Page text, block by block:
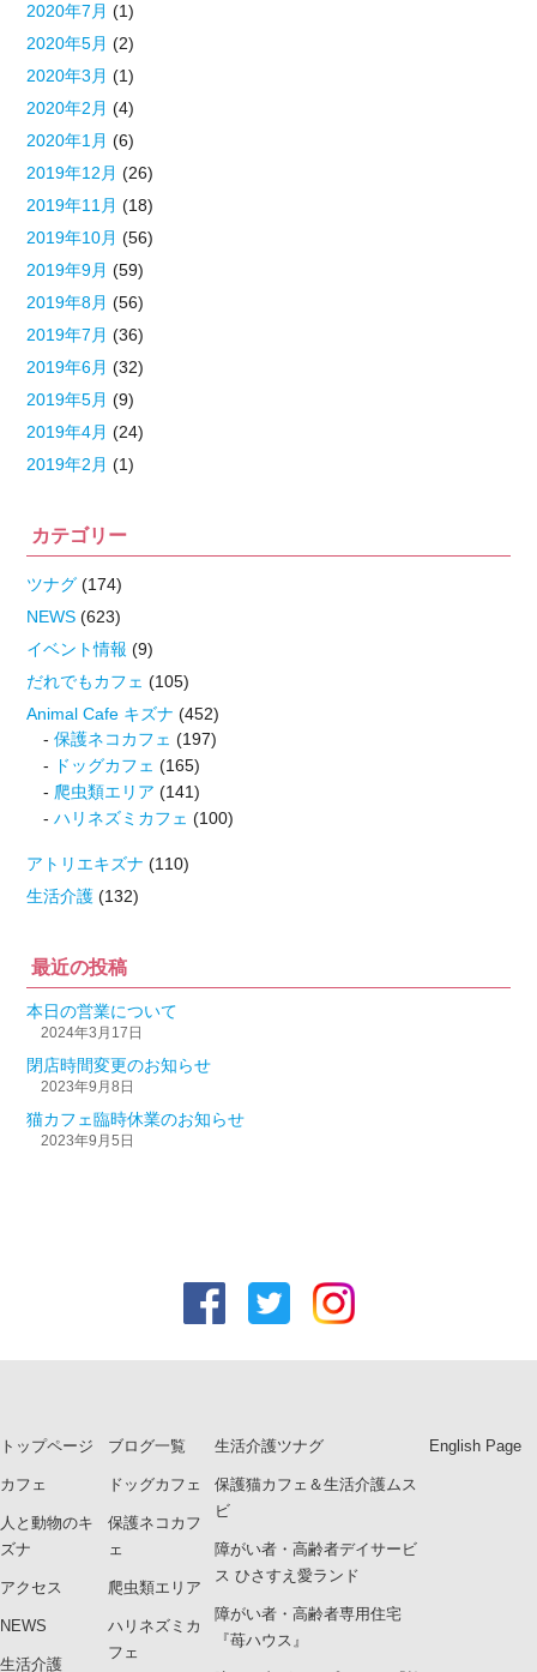
2020年7月 (1)
2020年5月 (2)
2020年3月 (1)
2020年2月 (4)
2020年1月 (6)
2019年12月 (26)
2019年11月 (18)
2019年10月 (56)
2019年9月 (59)
2019年8月 (56)
2019年7月 (36)
2019年6月 (32)
2019年5月 (9)
2019年4月 (24)
2019年2月 (1)
カテゴリー
ツナグ (174)
NEWS (623)
イベント情報 (9)
だれでもカフェ (105)
Animal Cafe キズナ (452)
保護ネコカフェ (197)
ドッグカフェ (165)
爬虫類エリア (141)
ハリネズミカフェ (100)
アトリエキズナ (110)
生活介護 (132)
最近の投稿
本日の営業について
2024年3月17日
閉店時間変更のお知らせ
2023年9月8日
猫カフェ臨時休業のお知らせ
2023年9月5日
トップページ
カフェ
人と動物のキ
ズナ
アクセス
NEWS
生活介護
ブログ一覧
ドッグカフェ
保護ネコカフ
ェ
爬虫類エリア
ハリネズミカ
フェ
生活介護ツナグ
保護猫カフェ＆生活介護ムス
ビ
障がい者・高齢者デイサービ
ス ひさすえ愛ランド
障がい者・高齢者専用住宅
『苺ハウス』
English Page